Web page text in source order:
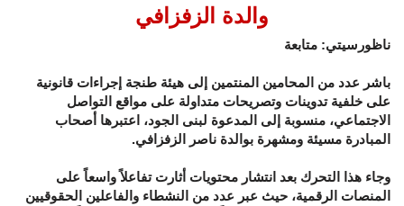
والدة الزفزافي
ناظورسيتي: متابعة
باشر عدد من المحامين المنتمين إلى هيئة طنجة إجراءات قانونية
على خلفية تدوينات وتصريحات متداولة على مواقع التواصل
الاجتماعي، منسوبة إلى المدعوة لبنى الجود، اعتبرها أصحاب
المبادرة مسيئة ومشهرة بوالدة ناصر الزفزافي.
وجاء هذا التحرك بعد انتشار محتويات أثارت تفاعلاً واسعاً على
المنصات الرقمية، حيث عبر عدد من النشطاء والفاعلين الحقوقيين